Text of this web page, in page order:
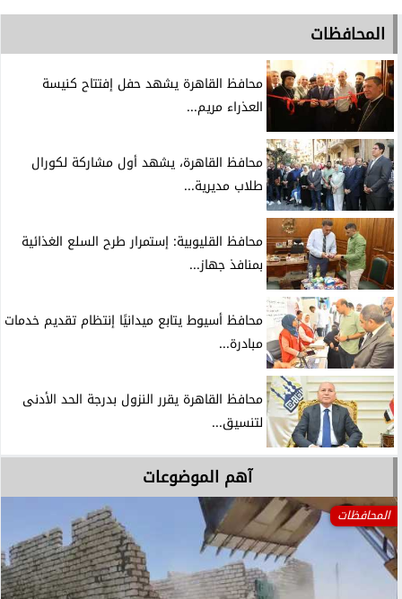
المحافظات
محافظ القاهرة يشهد حفل إفتتاح كنيسة
العذراء مريم...
محافظ القاهرة، يشهد أول مشاركة لكورال
طلاب مديرية...
محافظ القليوبية: إستمرار طرح السلع الغذائية
بمنافذ جهاز...
محافظ أسيوط يتابع ميدانيًا إنتظام تقديم خدمات
مبادرة...
محافظ القاهرة يقرر النزول بدرجة الحد الأدنى
لتنسيق...
آهم الموضوعات
المحافظات